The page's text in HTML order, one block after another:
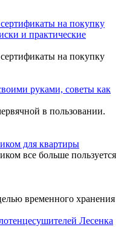
на покупку
и практические
на покупку
руками, советы как
в пользовании.
для квартиры
все больше пользуется
временного хранения